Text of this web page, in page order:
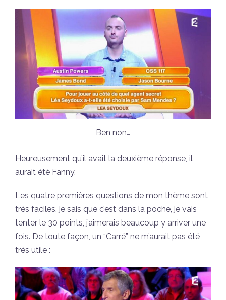
Ben non…
Heureusement qu’il avait la deuxième réponse, il
aurait été Fanny.
Les quatre premières questions de mon thème sont
très faciles, je sais que c’est dans la poche, je vais
tenter le 30 points, j’aimerais beaucoup y arriver une
fois. De toute façon, un “Carré” ne m’aurait pas été
très utile :